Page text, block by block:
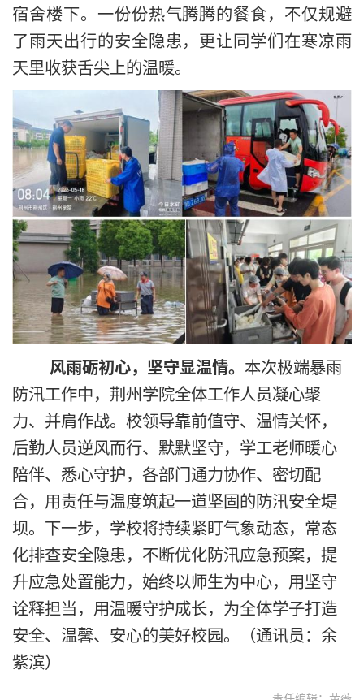
宿舍楼下。一份份热气腾腾的餐食，不仅规避
了雨天出行的安全隐患，更让同学们在寒凉雨
天里收获舌尖上的温暖。
风雨砺初心，坚守显温情。 本次极端暴雨
防汛工作中，荆州学院全体工作人员凝心聚
力、并肩作战。校领导靠前值守、温情关怀，
后勤人员逆风而行、默默坚守，学工老师暖心
陪伴、悉心守护，各部门通力协作、密切配
合，用责任与温度筑起一道坚固的防汛安全堤
坝。下一步，学校将持续紧盯气象动态，常态
化排查安全隐患，不断优化防汛应急预案，提
升应急处置能力，始终以师生为中心，用坚守
诠释担当，用温暖守护成长，为全体学子打造
安全、温馨、安心的美好校园。（通讯员：余
紫滨）